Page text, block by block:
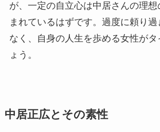
が、一定の自立心は中居さんの理
まれているはずです。過度に頼り
なく、自身の人生を歩める女性がタ
ょう。
中居正広とその素性